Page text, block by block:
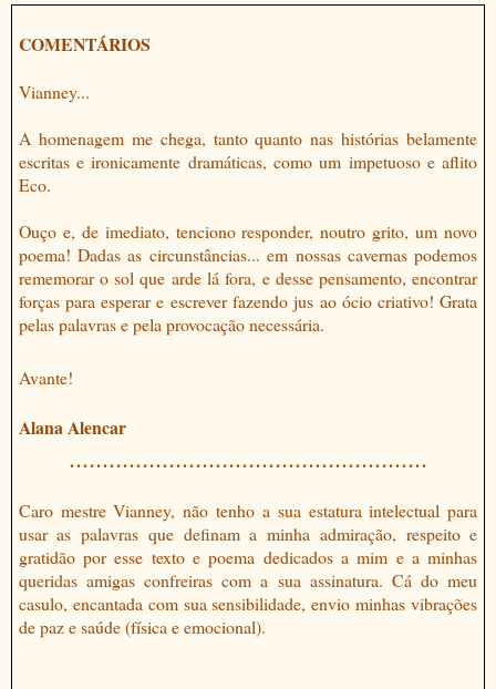
COMENTÁRIOS
Vianney...
A homenagem me chega, tanto quanto nas histórias belamente
escritas e ironicamente dramáticas, como um impetuoso e aflito
Eco.
Ouço e, de imediato, tenciono responder, noutro grito, um novo
poema! Dadas as circunstâncias... em nossas cavernas podemos
rememorar o sol que arde lá fora, e desse pensamento, encontrar
forças para esperar e escrever fazendo jus ao ócio criativo! Grata
pelas palavras e pela provocação necessária.
Avante!
Alana Alencar
......................................................
Caro mestre Vianney, não tenho a sua estatura intelectual para
usar as palavras que definam a minha admiração, respeito e
gratidão por esse texto e poema dedicados a mim e a minhas
queridas amigas confreiras com a sua assinatura. Cá do meu
casulo, encantada com sua sensibilidade, envio minhas vibrações
de paz e saúde (física e emocional).